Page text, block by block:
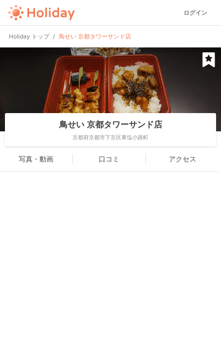
ログイン
Holiday トップ 鳥せい 京都タワーサンド店
鳥せい 京都タワーサンド店
京都府京都市下京区東塩小路町
写真・動画 口コミ アクセス